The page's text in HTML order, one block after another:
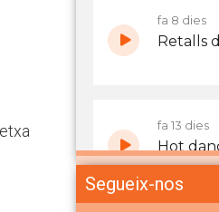
Segueix-nos